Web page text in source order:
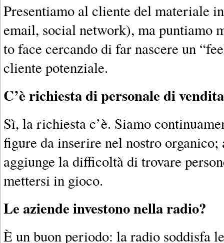
Presentiamo al cliente del materiale
email, social network), ma puntiamo
to face cercando di far nascere un
cliente potenziale.
C’è richiesta di personale di
Sì, la richiesta c’è. Siamo
figure da inserire nel nostro organico;
aggiunge la difficoltà di trovare
mettersi in gioco.
Le aziende investono nella radio?
È un buon periodo: la radio soddisfa